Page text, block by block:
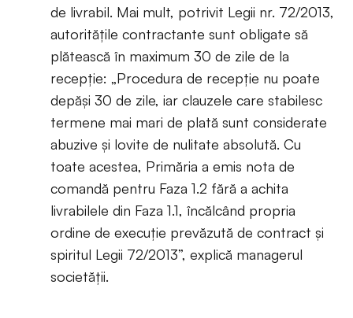
de livrabil. Mai mult, potrivit Legii nr. 72/2013,
autoritățile contractante sunt obligate să
plătească în maximum 30 de zile de la
recepție: „Procedura de recepție nu poate
depăși 30 de zile, iar clauzele care stabilesc
termene mai mari de plată sunt considerate
abuzive și lovite de nulitate absolută. Cu
toate acestea, Primăria a emis nota de
comandă pentru Faza 1.2 fără a achita
livrabilele din Faza 1.1, încălcând propria
ordine de execuție prevăzută de contract și
spiritul Legii 72/2013”, explică managerul
societății.